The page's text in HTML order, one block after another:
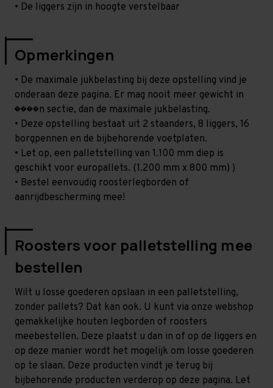
• De liggers zijn in hoogte verstelbaar
Opmerkingen
• De maximale jukbelasting bij deze opstelling vind je
onderaan deze pagina. Er mag nooit meer gewicht in
����n sectie, dan de maximale jukbelasting.
• Deze opstelling bestaat uit 2 staanders, 8 liggers, 16
borgpennen en de bijbehorende voetplaten.
• Let op, een palletstelling van 1.100 mm diep is
geschikt voor europallets. (1.200 mm x 800 mm) )
• Bestel eenvoudig roosterlegborden of
aanrijdbescherming mee!
Roosters voor palletstelling mee
bestellen
Wilt u losse goederen opslaan in een palletstelling,
zonder pallets? Dat kan ook. U kunt via onze webshop
gemakkelijke houten legborden of roosters
meebestellen. Deze plaatst u dan in of op de liggers en
op deze manier wordt het mogelijk om losse goederen
op te slaan. Deze producten vindt je terug bij
bijbehorende producten verderop op deze pagina. Let